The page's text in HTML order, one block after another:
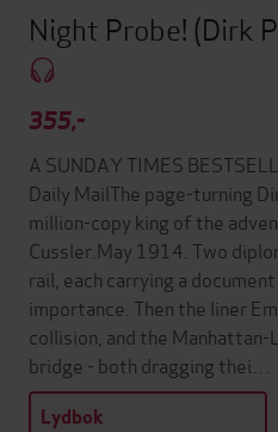
Night Probe! (Dirk
355,-
A SUNDAY TIMES
Daily MailThe page-turning
million-copy king of the
Cussler.May 1914. Two
rail, each carrying a
importance. Then the liner
collision, and the
bridge - both dragging thei…
Lydbok